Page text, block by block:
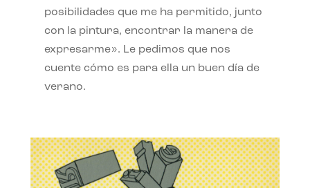
posibilidades que me ha permitido, junto
con la pintura, encontrar la manera de
expresarme». Le pedimos que nos
cuente cómo es para ella un buen día de
verano.